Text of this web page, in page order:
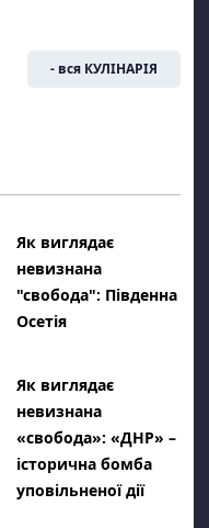
- вся КУЛІНАРІЯ
Як виглядає
невизнана
"свобода": Південна
Осетія
Як виглядає
невизнана
«свобода»: «ДНР» –
історична бомба
уповільненої дії